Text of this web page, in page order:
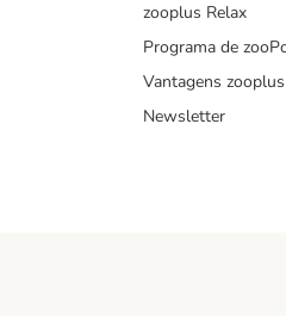
zooplus Relax
Programa de
Vantagens zooplus
Newsletter